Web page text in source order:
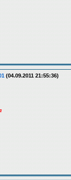
(04.09.2011 21:55:36)